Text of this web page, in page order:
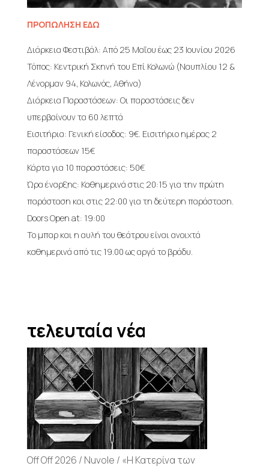
ΠΡΟΠΩΛΗΣΗ ΕΔΩ
Διάρκεια Φεστιβάλ: Από 25 Μαΐου έως 23 Ιουνίου 2026
Τόπος: Κεντρική Σκηνή του Επί Κολωνώ (Ναυπλίου 12 &
Λένορμαν 94, Κολωνός, Αθήνα)
Διάρκεια Παραστάσεων: Οι παραστάσεις δεν
υπερβαίνουν τα 60 λεπτά
Εισιτήρια: Γενική είσοδος: 9€. Eισιτήριo ημέρας 2
παραστάσεων 15€
Κάρτα για 10 παραστάσεις: 50€
Ώρα έναρξης: Καθημερινά στις 20:15 για την πρώτη
παράσταση και στις 22:00 για τη δεύτερη παράσταση.
Doors Open at: 19:00
Το μπαρ και η αυλή του θεάτρου είναι ανοιχτά
καθημερινά από τις 19.00 ως αργά το βράδυ.
τελευταία νέα
Off Off 2026 / Nuvole / «Η Κατερίνα των